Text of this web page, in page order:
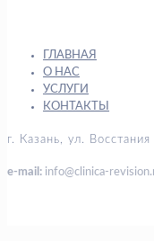
ГЛАВНАЯ
О НАС
УСЛУГИ
КОНТАКТЫ
г. Казань, ул. Восстания
e-mail: info@clinica-